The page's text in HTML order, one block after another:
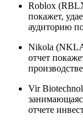
Roblox
покажет,
аудиторию
Nikola
отчет
Vir
отчете